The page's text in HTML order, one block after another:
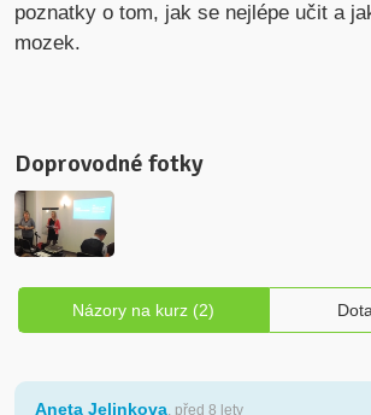
poznatky o tom, jak se nejlépe učit a
mozek.
Doprovodné fotky
Názory na kurz (2)
Aneta Jelinkova, před 8 lety